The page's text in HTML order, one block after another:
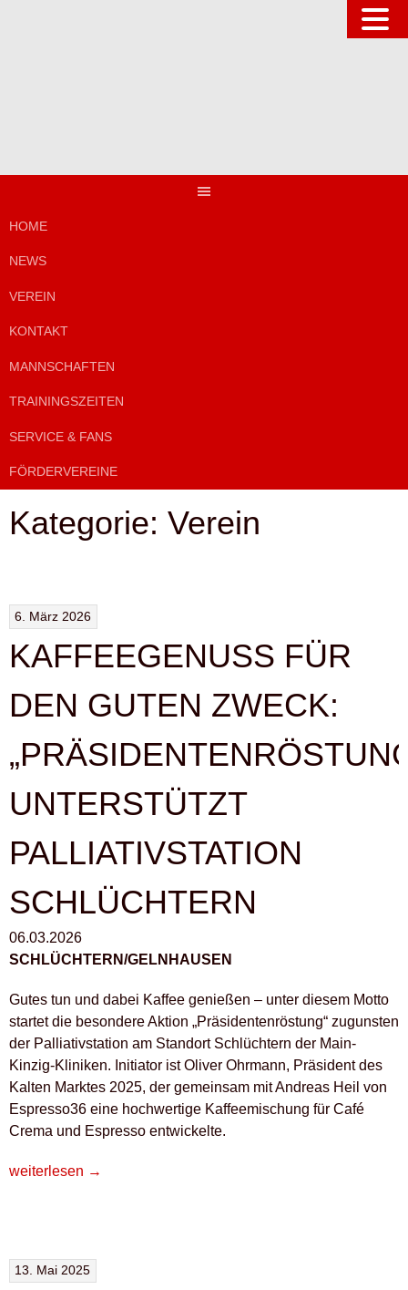
HOME
NEWS
VEREIN
KONTAKT
MANNSCHAFTEN
TRAININGSZEITEN
SERVICE & FANS
FÖRDERVEREINE
Kategorie: Verein
6. März 2026
KAFFEEGENUSS FÜR
DEN GUTEN ZWECK:
UNTERSTÜTZT
PALLIATIVSTATION
SCHLÜCHTERN
06.03.2026
SCHLÜCHTERN/GELNHAUSEN
Gutes tun und dabei Kaffee genießen – unter diesem Motto
startet die besondere Aktion „Präsidentenröstung“ zugunsten
der Palliativstation am Standort Schlüchtern der Main-
Kinzig-Kliniken. Initiator ist Oliver Ohrmann, Präsident des
Kalten Marktes 2025, der gemeinsam mit Andreas Heil von
Espresso36 eine hochwertige Kaffeemischung für Café
Crema und Espresso entwickelte.
„KAFFEEGENUSS
ZWECK:
„PRÄSIDENTENRÖSTUNG“
weiterlesen →
13. Mai 2025